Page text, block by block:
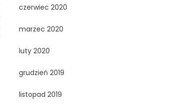
czerwiec 2020
marzec 2020
luty 2020
grudzień 2019
listopad 2019